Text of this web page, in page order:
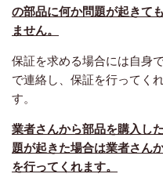
の部品に何か問題が起きて
ません。
保証を求める場合には自身
で連絡し、保証を行ってく
す。
業者さんから部品を購入し
題が起きた場合は業者さん
を行ってくれます。